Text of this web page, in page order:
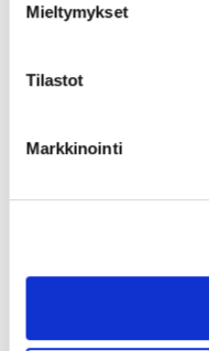
Mieltymykset
Tilastot
Markkinointi